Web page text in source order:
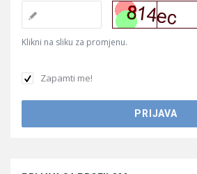
Klikni na sliku za promjenu.
Zapamti me!